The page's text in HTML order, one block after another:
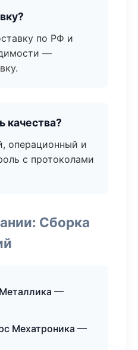
по РФ и
—
качества?
операционный и
с протоколами
Сборка
—
Мехатроника —